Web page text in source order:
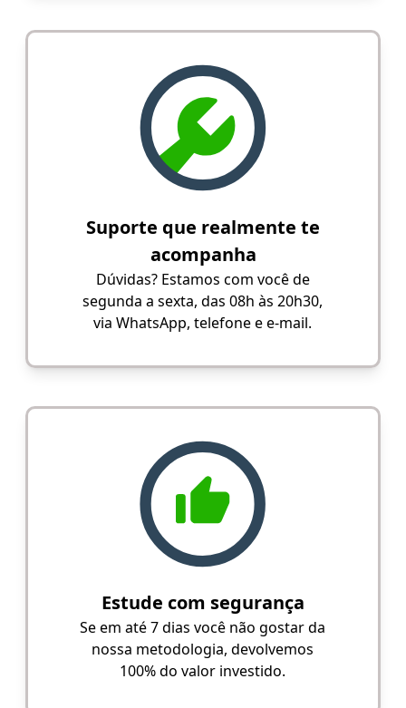
Suporte que realmente te
acompanha
Dúvidas? Estamos com você de
segunda a sexta, das 08h às 20h30,
via WhatsApp, telefone e e-mail.
Estude com segurança
Se em até 7 dias você não gostar da
nossa metodologia, devolvemos
100% do valor investido.